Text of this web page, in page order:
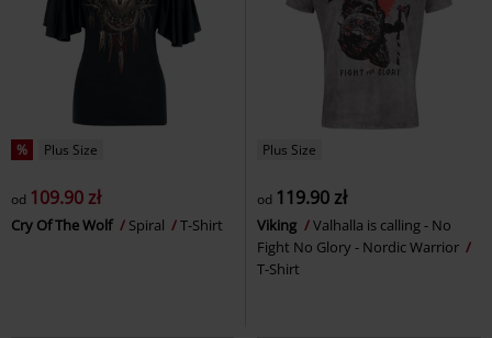
% Plus Size
od 109.90 zł
Cry Of The Wolf Spiral T-Shirt
Plus Size
od 119.90 zł
Viking
Valhalla is calling - No
Fight No Glory - Nordic Warrior
T-Shirt